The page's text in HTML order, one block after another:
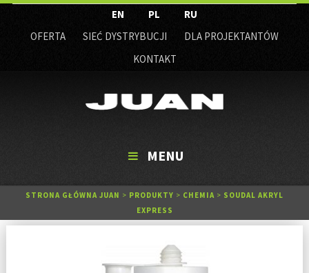
EN PL
RU
OFERTA
SIEĆ DYSTRYBUCJI
DLA PROJEKTANTÓW
KONTAKT
MENU
STRONA GŁÓWNA JUAN > PRODUKTY > CHEMIA > SOUDAL AKRYL
EXPRESS